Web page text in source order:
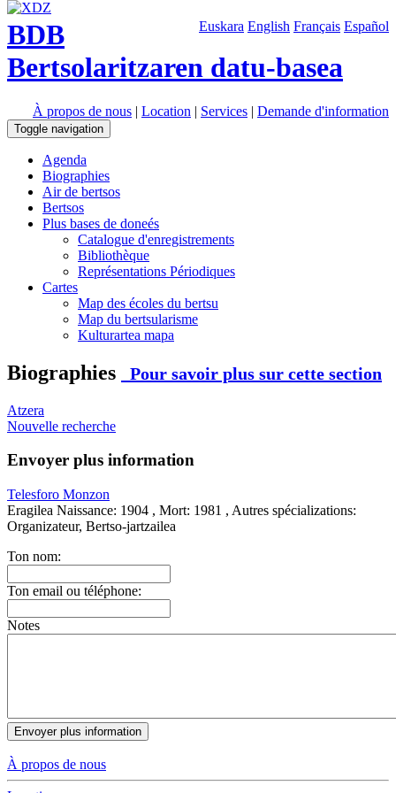
Euskara English Français Español
BDB
Bertsolaritzaren datu-basea
À propos de nous | Location | Services | Demande d'information
Toggle navigation
Agenda
Biographies
Air de bertsos
Bertsos
Plus bases de doneés
Catalogue d'enregistrements
Bibliothèque
Représentations Périodiques
Cartes
Map des écoles du bertsu
Map du bertsularisme
Kulturartea mapa
Biographies Pour savoir plus sur cette section
Atzera
Nouvelle recherche
Envoyer plus information
Telesforo Monzon
Eragilea Naissance: 1904 , Mort: 1981 , Autres spécializations:
Organizateur, Bertso-jartzailea
Ton nom:
Ton email ou téléphone:
Notes
À propos de nous